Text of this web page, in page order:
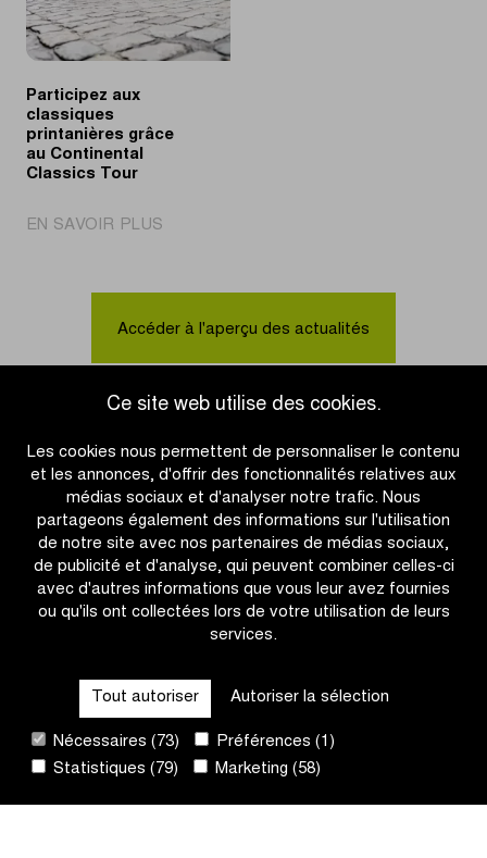
Ce site web utilise des cookies.
Les cookies nous permettent de personnaliser le contenu
et les annonces, d'offrir des fonctionnalités relatives aux
médias sociaux et d'analyser notre trafic. Nous
partageons également des informations sur l'utilisation
de notre site avec nos partenaires de médias sociaux,
de publicité et d'analyse, qui peuvent combiner celles-ci
avec d'autres informations que vous leur avez fournies
ou qu'ils ont collectées lors de votre utilisation de leurs
services.
Tout autoriser Autoriser la sélection
Nécessaires (73)
Préférences (1)
Statistiques (79)
Marketing (58)
Participez aux
classiques
printanières grâce
au Continental
Classics Tour
EN SAVOIR PLUS
classiques
au
Classics
Accéder à l'aperçu des actualités
CONTACT